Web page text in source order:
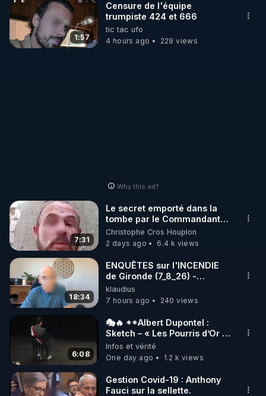
1:57
Censure de l'équipe
trumpiste 424 et 666
tic tac ufo
4 hours ago
229 views
Why this ad?
7:31
Le secret emporté dans la
tombe par le Commandant
Cousteau le 25 juin 1997
Christophe Cros Houplon
2 days ago
6.4 k views
18:34
ENQUÊTES sur l'INCENDIE
de Gironde (7_8_26) -
Philippe WEBER
klaudius
7 hours ago
240 views
6:08
🎭🔥 **Albert Dupontel :
Sketch – « Les Pourris d’Or »
🏆💰**
Infos et vérité
One day ago
1.2 k views
Gestion Covid-19 : Anthony
Fauci sur la sellette.